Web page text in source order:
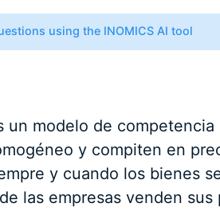
using the INOMICS AI tool
un modelo de
y compiten en
y cuando los bienes
las empresas venden